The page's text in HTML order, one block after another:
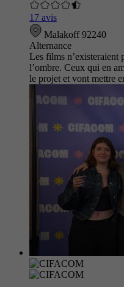
17 avis
Malakoff 92240
Alternance
Les films n’existeraient
l’ombre. Ceux qui en
le projet et vont mettre